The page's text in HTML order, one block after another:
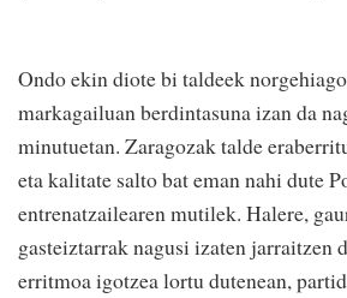
Ondo ekin diote bi taldeek
markagailuan berdintasuna izan da
minutuetan. Zaragozak talde
eta kalitate salto bat eman nahi dute
entrenatzailearen mutilek. Halere,
gasteiztarrak nagusi izaten jarraitzen
erritmoa igotzea lortu dutenean,